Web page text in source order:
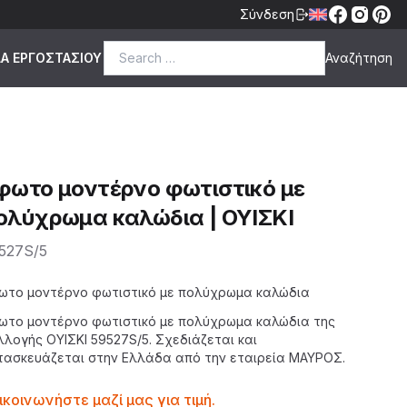
Σύνδεση
ΕΡΓΟΣΤΑΣΙΟΥ
μοντέρνο φωτιστικό με
καλώδια | ΟΥΙΣΚΙ
5
μοντέρνο φωτιστικό με πολύχρωμα καλώδια
μοντέρνο φωτιστικό με πολύχρωμα καλώδια της
ΟΥΙΣΚΙ 59527S/5. Σχεδιάζεται και
στην Ελλάδα από την εταιρεία ΜΑΥΡΟΣ.
μαζί μας για τιμή.